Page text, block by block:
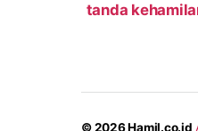
tanda
© 2026Hamil.co.id